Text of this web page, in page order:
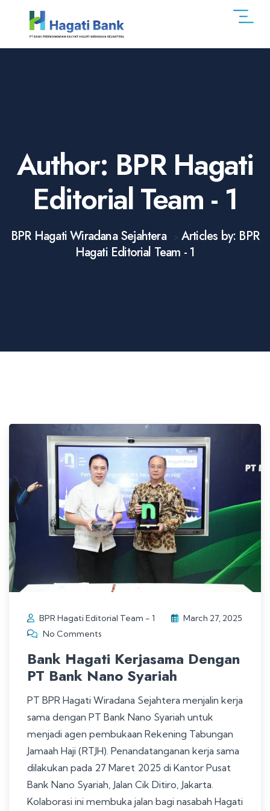
Author: BPR Hagati
Editorial Team - 1
BPR Hagati Wiradana Sejahtera > Articles by: BPR
Hagati Editorial Team - 1
BPR Hagati Editorial Team - 1
March 27, 2025
No Comments
Bank Hagati Kerjasama Dengan
PT Bank Nano Syariah
PT BPR Hagati Wiradana Sejahtera menjalin kerja
sama dengan PT Bank Nano Syariah untuk
menjadi agen pembukaan Rekening Tabungan
Jamaah Haji (RTJH). Penandatanganan kerja sama
dilakukan pada 27 Maret 2025 di Kantor Pusat
Bank Nano Syariah, Jalan Cik Ditiro, Jakarta.
Kolaborasi ini membuka jalan bagi nasabah Hagati